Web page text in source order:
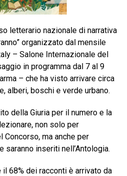
letterario nazionale di narrativa
organizzato dal mensile
– Salone Internazionale del
in programma dal 7 al 9
– che ha visto arrivare circa
alberi, boschi e verde urbano.
della Giuria per il numero e la
non solo per
ma anche per
saranno inseriti nell’Antologia.
68% dei racconti è arrivato da